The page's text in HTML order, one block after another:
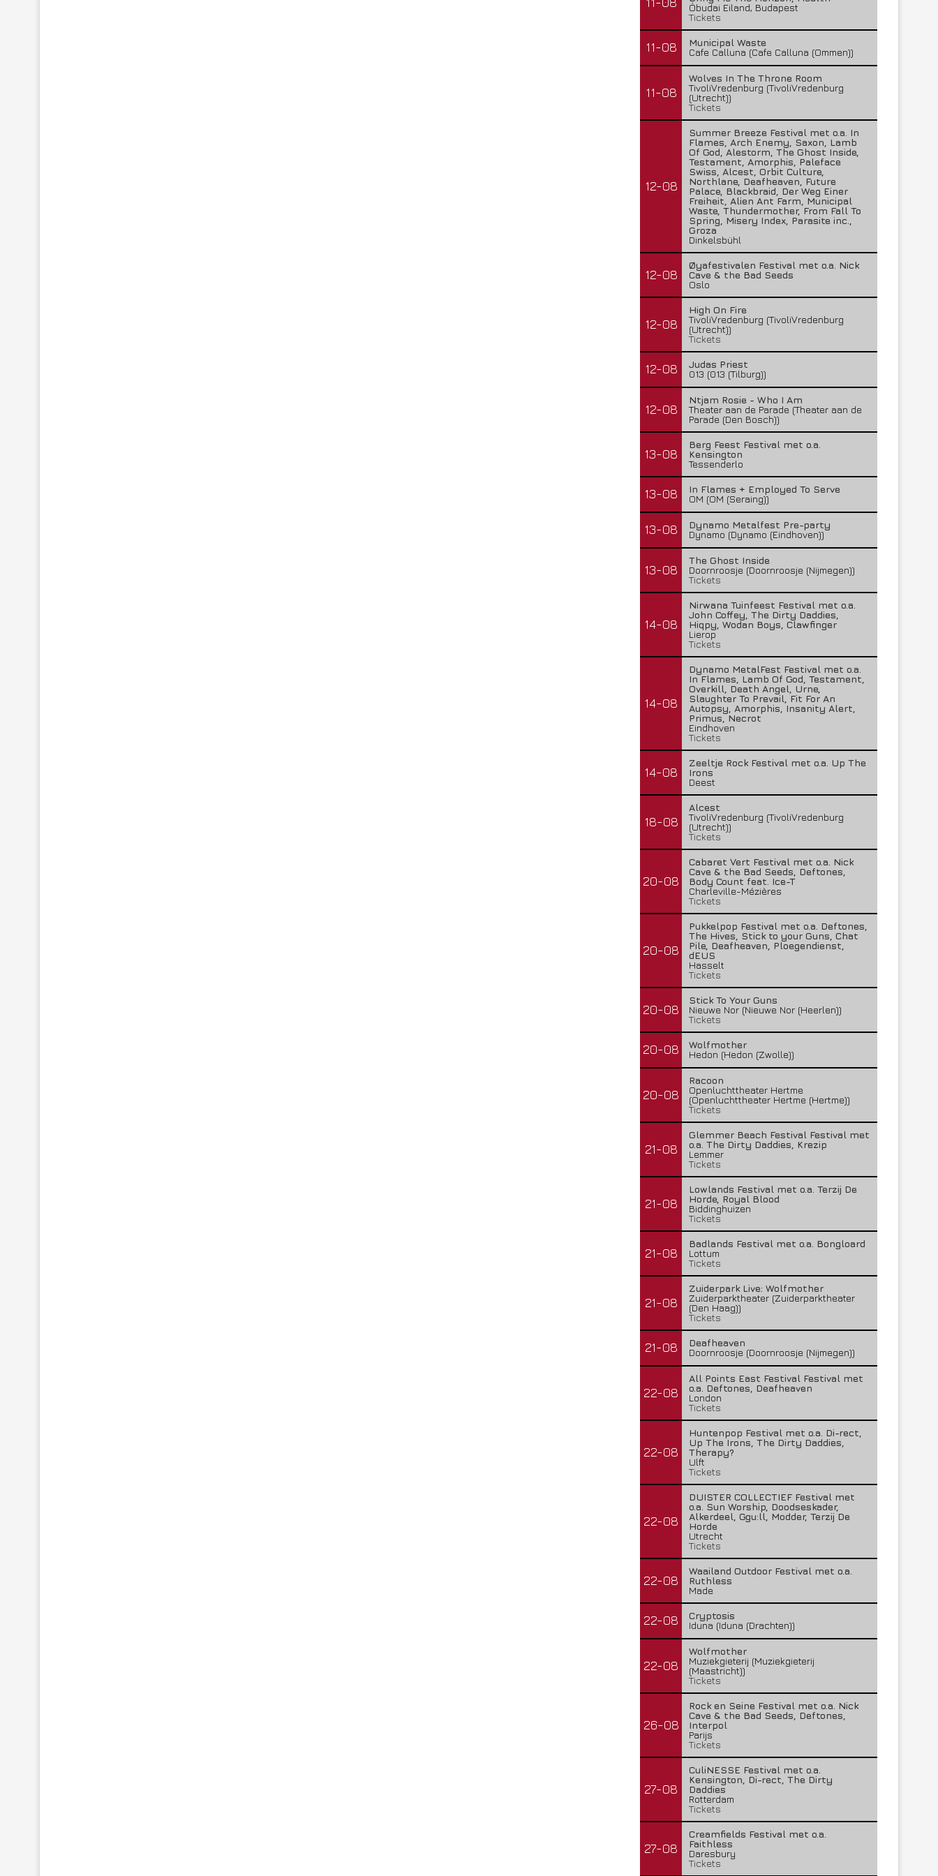
Óbudai Eiland, Budapest
Tickets
11-08
Municipal Waste
Cafe Calluna (Cafe Calluna (Ommen))
11-08
Wolves In The Throne Room
TivoliVredenburg (TivoliVredenburg
(Utrecht))
Tickets
12-08
Summer Breeze Festival met o.a. In
Flames, Arch Enemy, Saxon, Lamb
Of God, Alestorm, The Ghost Inside,
Testament, Amorphis, Paleface
Swiss, Alcest, Orbit Culture,
Northlane, Deafheaven, Future
Palace, Blackbraid, Der Weg Einer
Freiheit, Alien Ant Farm, Municipal
Waste, Thundermother, From Fall To
Spring, Misery Index, Parasite inc.,
Groza
Dinkelsbühl
12-08
Øyafestivalen Festival met o.a. Nick
Cave & the Bad Seeds
Oslo
12-08
High On Fire
TivoliVredenburg (TivoliVredenburg
(Utrecht))
Tickets
12-08
Judas Priest
013 (013 (Tilburg))
12-08
Ntjam Rosie - Who I Am
Theater aan de Parade (Theater aan de
Parade (Den Bosch))
13-08
Berg Feest Festival met o.a.
Kensington
Tessenderlo
13-08
In Flames + Employed To Serve
OM (OM (Seraing))
13-08
Dynamo Metalfest Pre-party
Dynamo (Dynamo (Eindhoven))
13-08
The Ghost Inside
Doornroosje (Doornroosje (Nijmegen))
Tickets
14-08
Nirwana Tuinfeest Festival met o.a.
John Coffey, The Dirty Daddies,
Hiqpy, Wodan Boys, Clawfinger
Lierop
Tickets
14-08
Dynamo MetalFest Festival met o.a.
In Flames, Lamb Of God, Testament,
Overkill, Death Angel, Urne,
Slaughter To Prevail, Fit For An
Autopsy, Amorphis, Insanity Alert,
Primus, Necrot
Eindhoven
Tickets
14-08
Zeeltje Rock Festival met o.a. Up The
Irons
Deest
18-08
Alcest
TivoliVredenburg (TivoliVredenburg
(Utrecht))
Tickets
20-08
Cabaret Vert Festival met o.a. Nick
Cave & the Bad Seeds, Deftones,
Body Count feat. Ice-T
Charleville-Mézières
Tickets
20-08
Pukkelpop Festival met o.a. Deftones,
The Hives, Stick to your Guns, Chat
Pile, Deafheaven, Ploegendienst,
dEUS
Hasselt
Tickets
20-08
Stick To Your Guns
Nieuwe Nor (Nieuwe Nor (Heerlen))
Tickets
20-08
Wolfmother
Hedon (Hedon (Zwolle))
20-08
Racoon
Openluchttheater Hertme
(Openluchttheater Hertme (Hertme))
Tickets
21-08
Glemmer Beach Festival Festival met
o.a. The Dirty Daddies, Krezip
Lemmer
Tickets
21-08
Lowlands Festival met o.a. Terzij De
Horde, Royal Blood
Biddinghuizen
Tickets
21-08
Badlands Festival met o.a. Bongloard
Lottum
Tickets
21-08
Zuiderpark Live: Wolfmother
Zuiderparktheater (Zuiderparktheater
(Den Haag))
Tickets
21-08
Deafheaven
Doornroosje (Doornroosje (Nijmegen))
22-08
All Points East Festival Festival met
o.a. Deftones, Deafheaven
London
Tickets
22-08
Huntenpop Festival met o.a. Di-rect,
Up The Irons, The Dirty Daddies,
Therapy?
Ulft
Tickets
22-08
DUISTER COLLECTIEF Festival met
o.a. Sun Worship, Doodseskader,
Alkerdeel, Ggu:ll, Modder, Terzij De
Horde
Utrecht
Tickets
22-08
Waailand Outdoor Festival met o.a.
Ruthless
Made
22-08
Cryptosis
Iduna (Iduna (Drachten))
22-08
Wolfmother
Muziekgieterij (Muziekgieterij
(Maastricht))
Tickets
26-08
Rock en Seine Festival met o.a. Nick
Cave & the Bad Seeds, Deftones,
Interpol
Parijs
Tickets
27-08
CuliNESSE Festival met o.a.
Kensington, Di-rect, The Dirty
Daddies
Rotterdam
Tickets
27-08
Creamfields Festival met o.a.
Faithless
Daresbury
Tickets